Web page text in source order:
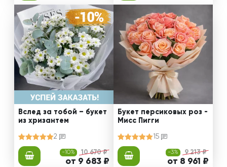
Вслед за тобой – букет
из хризантем
2
-10% 10 670 ₽
от 9 683 ₽
Букет персиковых роз -
Мисс Пигги
15
-3% 9 213 ₽
от 8 961 ₽